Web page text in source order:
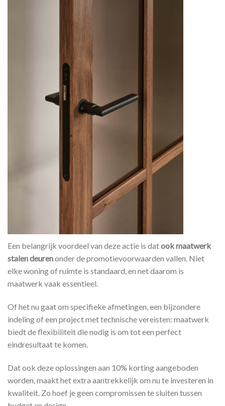
Een belangrijk voordeel van deze actie is datook maatwerk
stalen deurenonder de promotievoorwaarden vallen. Niet
elke woning of ruimte is standaard, en net daarom is
maatwerk vaak essentieel.
Of het nu gaat om specifieke afmetingen, een bijzondere
indeling of een project met technische vereisten: maatwerk
biedt de flexibiliteit die nodig is om tot een perfect
eindresultaat te komen.
Dat ook deze oplossingen aan 10% korting aangeboden
worden, maakt het extra aantrekkelijk om nu te investeren in
kwaliteit. Zo hoef je geen compromissen te sluiten tussen